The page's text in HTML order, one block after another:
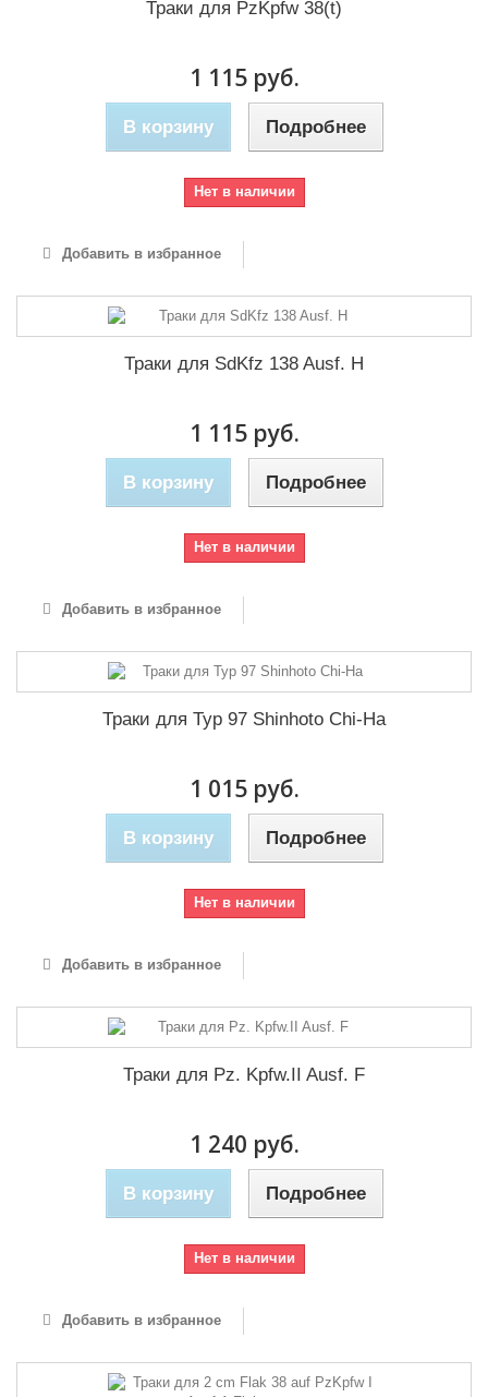
Траки для PzKpfw 38(t)
1 115 руб.
В корзину Подробнее
Нет в наличии
Добавить в избранное
Траки для SdKfz 138 Ausf. H
1 115 руб.
В корзину Подробнее
Нет в наличии
Добавить в избранное
Траки для Typ 97 Shinhoto Chi-Ha
1 015 руб.
В корзину Подробнее
Нет в наличии
Добавить в избранное
Траки для Pz. Kpfw.II Ausf. F
1 240 руб.
В корзину Подробнее
Нет в наличии
Добавить в избранное